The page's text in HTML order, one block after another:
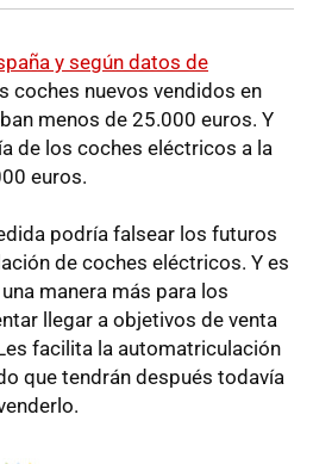
y según datos de
coches nuevos vendidos en
menos de 25.000 euros. Y
de los coches eléctricos a la
euros.
podría falsear los futuros
de coches eléctricos. Y es
manera más para los
llegar a objetivos de venta
facilita la automatriculación
que tendrán después todavía